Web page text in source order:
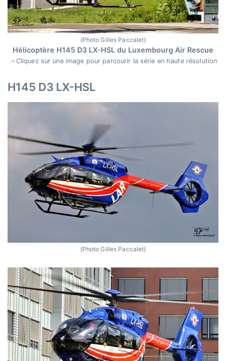
(Photo Gilles Paccalet)
Hélicoptère H145 D3 LX-HSL du Luxembourg Air Rescue
Cliquez sur une image pour parcourir la série en haute résolution
H145 D3 LX-HSL
(Photo Gilles Paccalet)